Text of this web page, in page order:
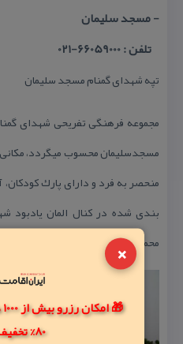
×
80% تخفیف واقعی
- مسجد سلیمان
تلفن : 66059000-021
تپه شهدای گمنام مسجد سلیمان
مجموعه فرهنگی تفریحی شهدای
مسجدسلیمان محسوب میگردد، مكانی
منحصر به فرد و دارای پارك
محمدی می تواند گذران خوبی برای